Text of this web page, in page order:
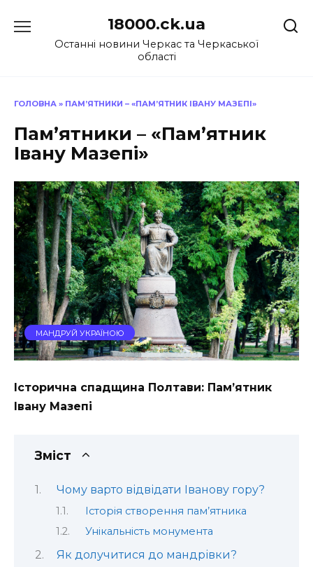
до
18000.ck.ua
Останні новини Черкас та Черкаської
області
ГОЛОВНА » ПАМ’ЯТНИКИ – «ПАМ’ЯТНИК ІВАНУ МАЗЕПІ»
Пам’ятники – «Пам’ятник
Івану Мазепі»
МАНДРУЙ УКРАЇНОЮ
Історична спадщина Полтави: Пам’ятник
Івану Мазепі
Зміст
Чому варто відвідати Іванову гору?
Історія створення пам’ятника
Унікальність монумента
Як долучитися до мандрівки?